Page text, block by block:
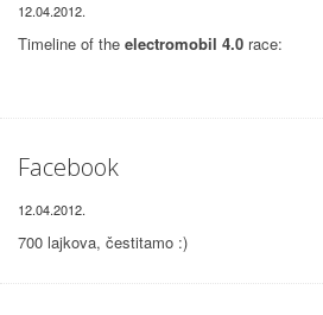
12.04.2012.
Timeline of the electromobil 4.0 race:
Facebook
12.04.2012.
700 lajkova, čestitamo :)